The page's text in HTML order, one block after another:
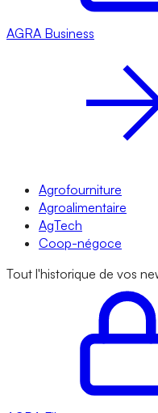
AGRA Business
Agrofourniture
Agroalimentaire
AgTech
Coop-négoce
Tout l'historique de vos